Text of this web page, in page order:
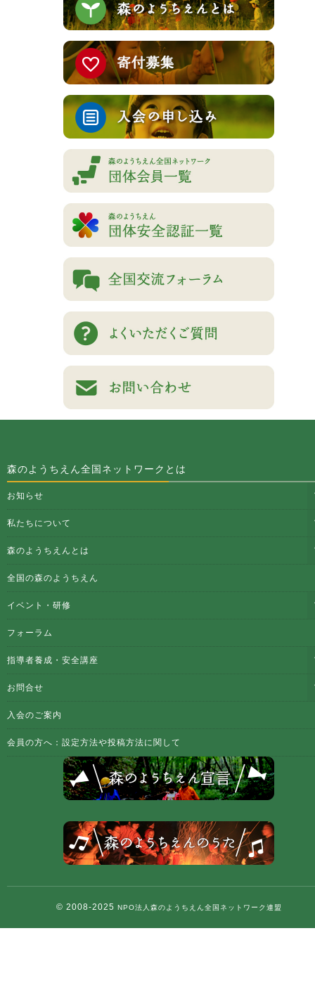
森のようちえん全国ネットワークとは
お知らせ
私たちについて
森のようちえんとは
全国の森のようちえん
イベント・研修
フォーラム
指導者養成・安全講座
お問合せ
入会のご案内
会員の方へ：設定方法や投稿方法に関して
© 2008-2025 NPO法人森のようちえん全国ネットワーク連盟